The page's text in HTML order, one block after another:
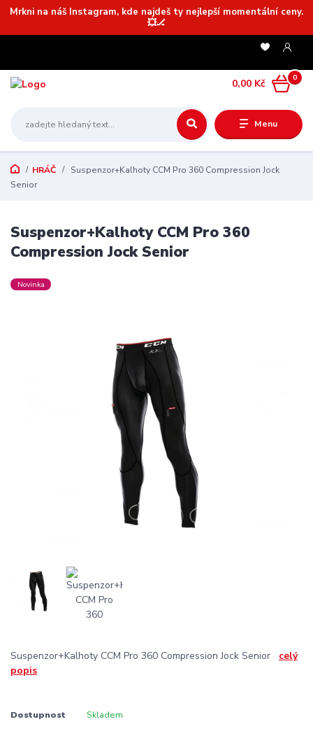
Mrkni na náš Instagram, kde najdeš ty nejlepší momentální ceny.
💥🏒
Menu
0
0,00 Kč
HRÁČ
Suspenzor+Kalhoty CCM Pro 360 Compression Jock
Senior
Suspenzor+Kalhoty CCM Pro 360
Compression Jock Senior
Novinka
Suspenzor+Kalhoty CCM Pro 360 Compression Jock Senior celý
popis
Dostupnost Skladem